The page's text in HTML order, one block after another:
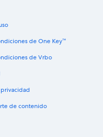
Estadio Fiscal de Talca
Viñedo González Bastías
de One Key™
de Vrbo
de contenido